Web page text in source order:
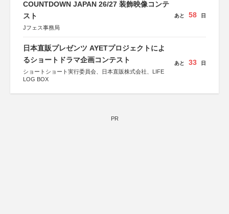
COUNTDOWN JAPAN 26/27 装飾映像コンテ
スト
Jフェス事務局
あと 58 日
日本直販プレゼンツ AYETプロジェクトによ
るショートドラマ企画コンテスト
ショートショート実行委員会、日本直販株式会社、LIFE
LOG BOX
あと 33 日
PR